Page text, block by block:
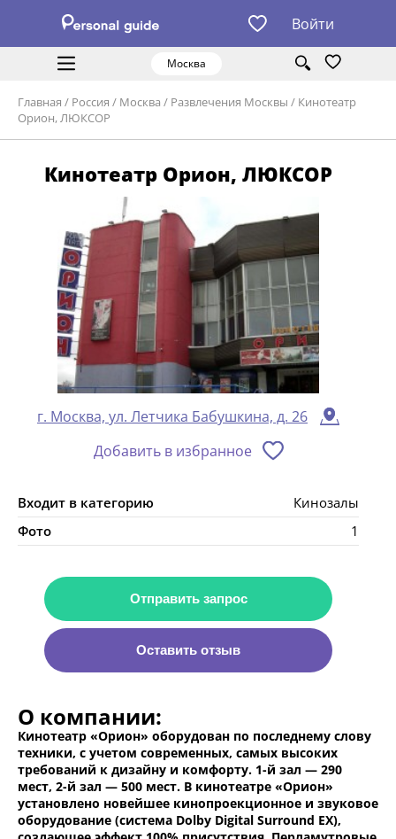
Войти
Москва
Главная / Россия / Москва / Развлечения Москвы / Кинотеатр
Орион, ЛЮКСОР
Кинотеатр Орион, ЛЮКСОР
г. Москва, ул. Летчика Бабушкина, д. 26
Добавить в избранное
Входит в категорию
Кинозалы
Фото
1
Отправить запрос
Оставить отзыв
О компании:
Кинотеатр «Орион» оборудован по последнему слову
техники, с учетом современных, самых высоких
требований к дизайну и комфорту. 1-й зал — 290
мест, 2-й зал — 500 мест. В кинотеатре «Орион»
установлено новейшее кинопроекционное и звуковое
оборудование (система Dolby Digital Surround EX),